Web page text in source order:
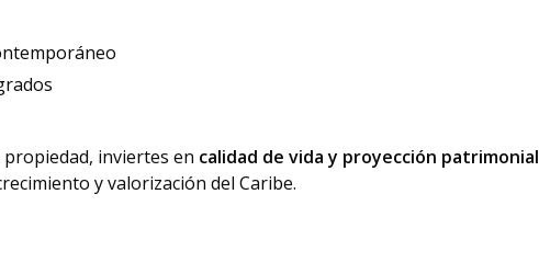
inviertes en calidad de vida y proyección patrimonial
y valorización del Caribe.